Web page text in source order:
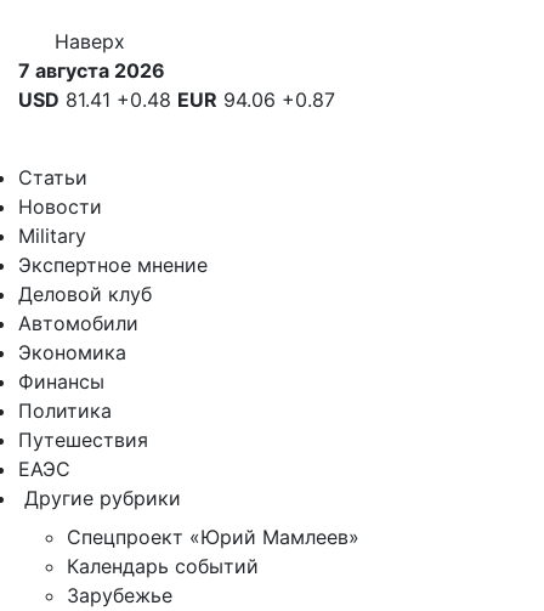
Наверх
7 августа 2026
USD 81.41 +0.48 EUR 94.06 +0.87
Статьи
Новости
Military
Экспертное мнение
Деловой клуб
Автомобили
Экономика
Финансы
Политика
Путешествия
ЕАЭС
Другие рубрики
Спецпроект «Юрий Мамлеев»
Календарь событий
Зарубежье